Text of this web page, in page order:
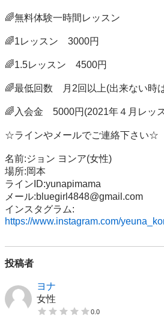
🌈無料体験一時間レッスン
🌈1レッスン　3000円
🌈1.5レッスン　4500円
🌈最低回数　月2回以上(出来ない時
🌈入会金　5000円(2021年４月レッ
☆ラインやメールでご連絡下さい☆
名前:ジョン ヨンア(女性)
場所:岡本
ラインID:yunapimama
メール:bluegirl4848@gmail.com
https://www.instagram.com/
投稿者
ヨナ
女性
0.0